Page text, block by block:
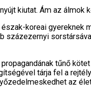
kiutat. Ám az álmok
koreai gyereknek
százezernyi
tűnő
tárja fel a
az